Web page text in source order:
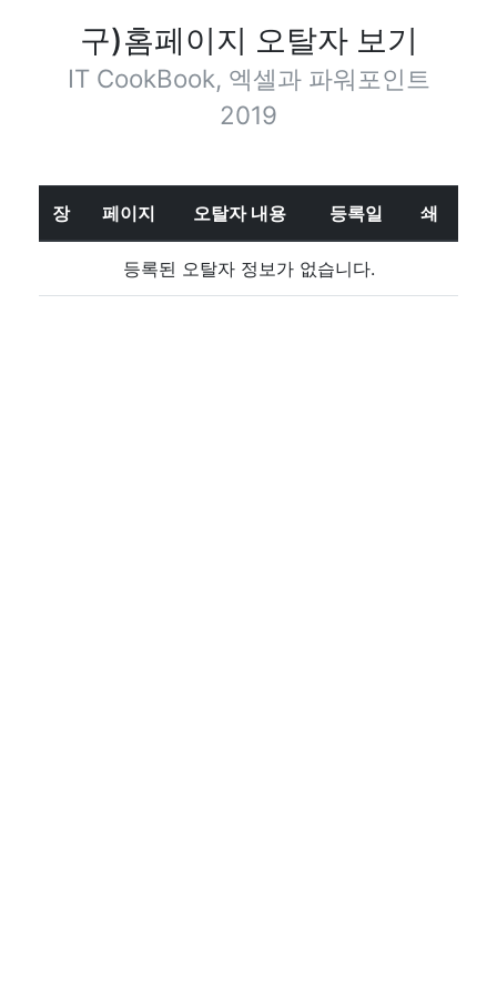
구)홈페이지 오탈자 보기
IT CookBook, 엑셀과 파워포인트
2019
장 페이지 오탈자 내용 등록일 쇄
등록된 오탈자 정보가 없습니다.